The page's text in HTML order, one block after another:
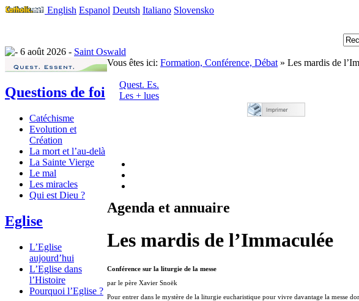
English Espanol Deutsh Italiano Slovensko
6 août 2026 - Saint Oswald
Questions de foi
Catéchisme
Evolution et
Création
La mort et l’au-delà
La Sainte Vierge
Le mal
Les miracles
Qui est Dieu ?
Eglise
L’Eglise
aujourd’hui
L’Eglise dans
l’Histoire
Pourquoi l’Eglise ?
Vous êtes ici: Formation, Conférence, Débat » Les mardis de
Quest. Es.
Les + lues
Agenda et annuaire
Les mardis de l’Immaculée
Conférence sur la liturgie de la messe
par le père Xavier Snoëk
Pour entrer dans le mystère de la liturgie eucharistique pour vivre davantage la messe